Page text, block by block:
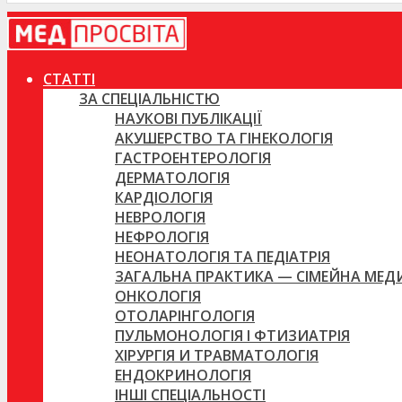
СТАТТІ
ЗА СПЕЦІАЛЬНІСТЮ
НАУКОВІ ПУБЛІКАЦІЇ
АКУШЕРСТВО ТА ГІНЕКОЛОГІЯ
ГАСТРОЕНТЕРОЛОГІЯ
ДЕРМАТОЛОГІЯ
КАРДІОЛОГІЯ
НЕВРОЛОГІЯ
НЕФРОЛОГІЯ
НЕОНАТОЛОГІЯ ТА ПЕДІАТРІЯ
ЗАГАЛЬНА ПРАКТИКА — СІМЕЙНА
ОНКОЛОГІЯ
ОТОЛАРІНГОЛОГІЯ
ПУЛЬМОНОЛОГІЯ І ФТИЗИАТРІЯ
ХІРУРГІЯ И ТРАВМАТОЛОГІЯ
ЕНДОКРИНОЛОГІЯ
ІНШІ СПЕЦІАЛЬНОСТІ